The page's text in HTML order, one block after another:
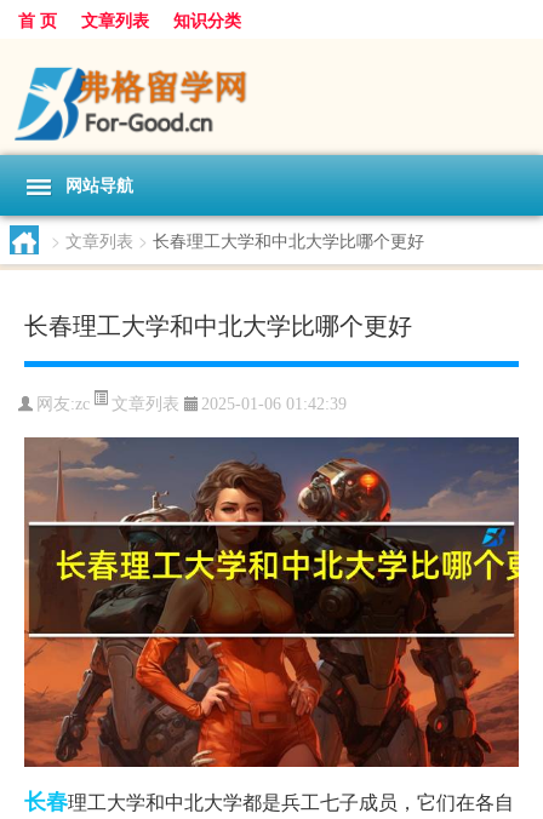
首 页 文章列表 知识分类
网站导航
> 文章列表 > 长春理工大学和中北大学比哪个更好
长春理工大学和中北大学比哪个更好
网友:zc 文章列表 2025-01-06 01:42:39
长春理工大学和中北大学都是兵工七子成员，它们在各自